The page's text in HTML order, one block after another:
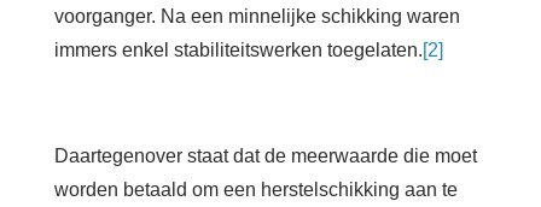
voorganger. Na een minnelijke schikking waren
immers enkel stabiliteitswerken toegelaten.[2]
Daartegenover staat dat de meerwaarde die moet
worden betaald om een herstelschikking aan te